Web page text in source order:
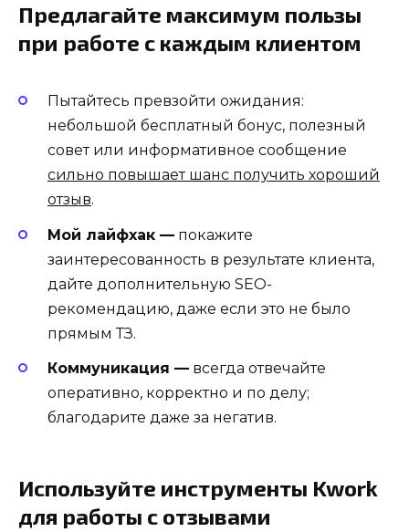
Предлагайте максимум пользы
при работе с каждым клиентом
Пытайтесь превзойти ожидания:
небольшой бесплатный бонус, полезный
совет или информативное сообщение
сильно повышает шанс получить хороший
отзыв.
Мой лайфхак — покажите
заинтересованность в результате клиента,
дайте дополнительную SEO-
рекомендацию, даже если это не было
прямым ТЗ.
Коммуникация — всегда отвечайте
оперативно, корректно и по делу;
благодарите даже за негатив.
Используйте инструменты Kwork
для работы с отзывами